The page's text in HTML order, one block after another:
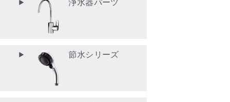
浄水器パーツ
節水シリーズ